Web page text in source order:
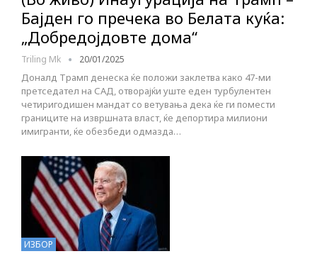
Бајден го пречека во Белата куќа:
„Добредојдовте дома“
Triling Mk 20/01/2025
Доналд Трамп денеска ќе положи заклетва како 47-ми
претседател на САД, отворајќи уште еден турбулентен
четиригодишен мандат со ветувања дека ќе ги помести
границите на извршната власт, ќе депортира милиони
имигранти, ќе обезбеди одмазда…
ИЗБОР